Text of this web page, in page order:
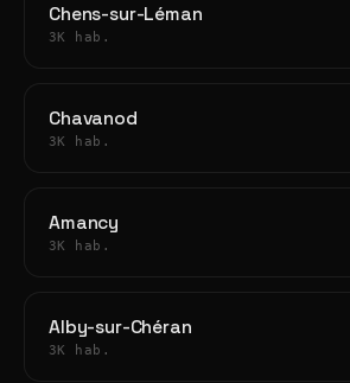
Chens-sur-Léman
3K hab.
Chavanod
3K hab.
Amancy
3K hab.
Alby-sur-Chéran
3K hab.